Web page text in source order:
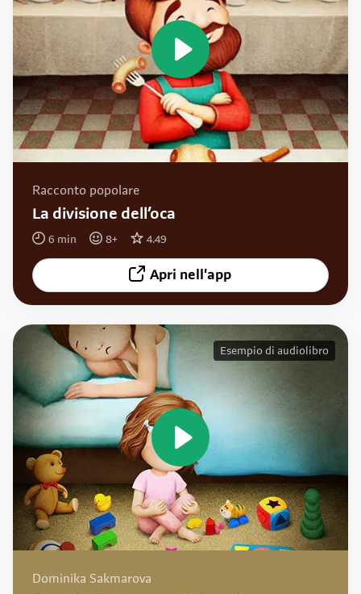
Racconto popolare
La divisione dell’oca
6 min 8+ 4.49
Apri nell'app
Esempio di audiolibro
Dominika Sakmarova